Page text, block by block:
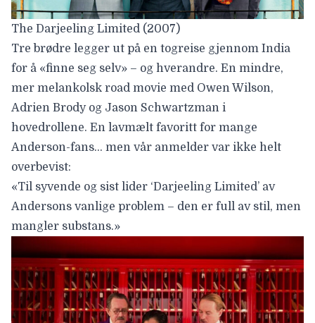
The Darjeeling Limited (2007)
Tre brødre legger ut på en togreise gjennom India
for å «finne seg selv» – og hverandre. En mindre,
mer melankolsk road movie med Owen Wilson,
Adrien Brody og Jason Schwartzman i
hovedrollene. En lavmælt favoritt for mange
Anderson-fans… men vår anmelder var ikke helt
overbevist:
«Til syvende og sist lider ‘Darjeeling Limited’ av
Andersons vanlige problem – den er full av stil, men
mangler substans.»